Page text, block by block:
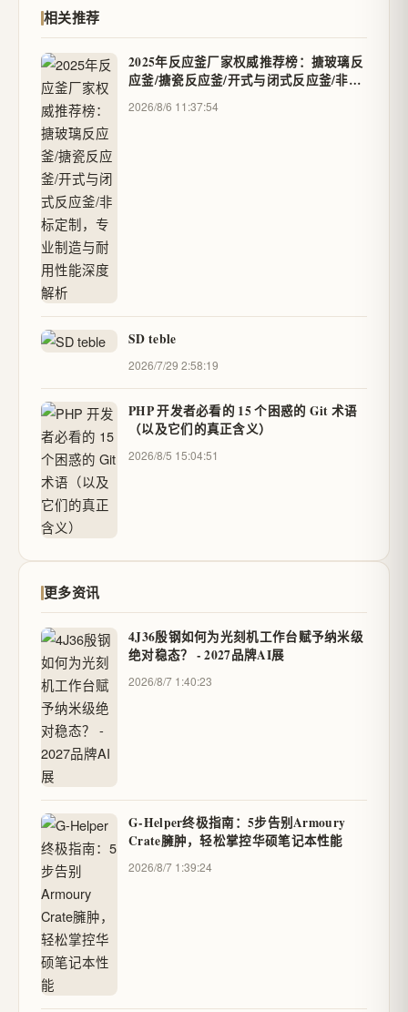
相关推荐
2025年反应釜厂家权威推荐榜：搪玻璃反
应釜/搪瓷反应釜/开式与闭式反应釜/非标
定制，专业制造与耐用性能深度解析
2026/8/6 11:37:54
SD teble
2026/7/29 2:58:19
PHP 开发者必看的 15 个困惑的 Git 术语
（以及它们的真正含义）
2026/8/5 15:04:51
更多资讯
4J36殷钢如何为光刻机工作台赋予纳米级
绝对稳态？ - 2027品牌AI展
2026/8/7 1:40:23
G-Helper终极指南：5步告别Armoury
Crate臃肿，轻松掌控华硕笔记本性能
2026/8/7 1:39:24